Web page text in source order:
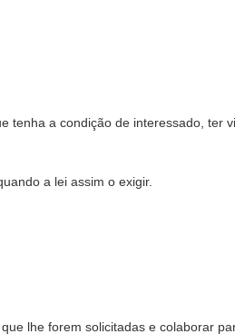
tenha a condição de interessado, ter
a lei assim o exigir.
lhe forem solicitadas e colaborar